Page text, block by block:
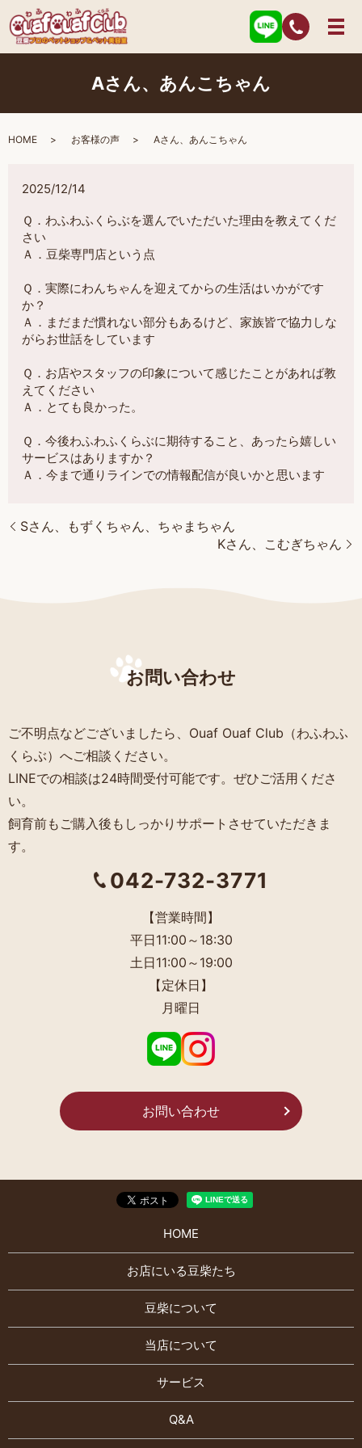
Aさん、あんこちゃん
HOME お客様の声 Aさん、あんこちゃん
2025/12/14
Ｑ．わふわふくらぶを選んでいただいた理由を教えてくだ
さい
Ａ．豆柴専門店という点
Ｑ．実際にわんちゃんを迎えてからの生活はいかがです
か？
Ａ．まだまだ慣れない部分もあるけど、家族皆で協力しな
がらお世話をしています
Ｑ．お店やスタッフの印象について感じたことがあれば教
えてください
Ａ．とても良かった。
Ｑ．今後わふわふくらぶに期待すること、あったら嬉しい
サービスはありますか？
Ａ．今まで通りラインでの情報配信が良いかと思います
Sさん、もずくちゃん、ちゃまちゃん
Kさん、こむぎちゃん
お問い合わせ
ご不明点などございましたら、Ouaf Ouaf Club（わふわふ
くらぶ）へご相談ください。
LINEでの相談は24時間受付可能です。ぜひご活用くださ
い。
飼育前もご購入後もしっかりサポートさせていただきま
す。
042-732-3771
【営業時間】
平日11:00～18:30
土日11:00～19:00
【定休日】
月曜日
お問い合わせ
HOME
お店にいる豆柴たち
豆柴について
当店について
サービス
Q&A